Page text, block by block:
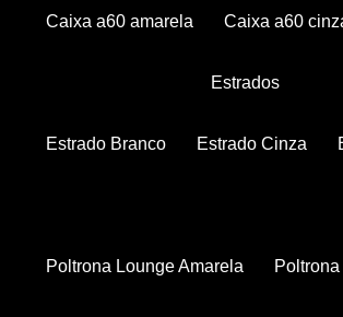
Caixa a60 amarela Caixa a60
Estrados
Estrado Branco Estrado Cinza
Poltrona Lounge Amarela